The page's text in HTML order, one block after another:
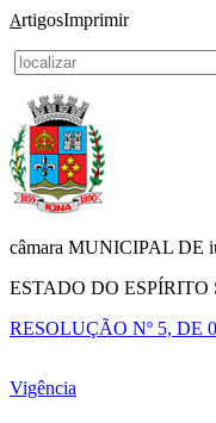
ArtigosImprimir
câmara MUNICIPAL DE
ESTADO DO ESPÍRITO
RESOLUÇÃO Nº 5, DE
Vigência